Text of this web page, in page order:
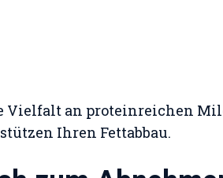
Vielfalt an proteinreichen
Ihren Fettabbau.